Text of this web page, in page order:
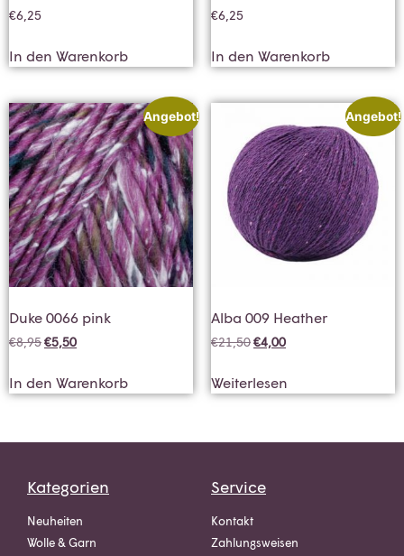
€6,25
In den Warenkorb
€6,25
In den Warenkorb
Angebot!
Duke 0066 pink
€8,95€5,50
In den Warenkorb
Angebot!
Alba 009 Heather
€21,50€4,00
Weiterlesen
Kategorien
Neuheiten
Wolle & Garn
Service
Kontakt
Zahlungsweisen